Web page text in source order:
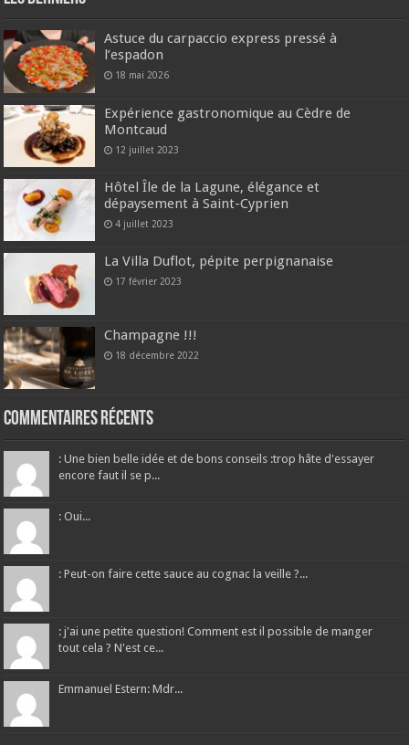
Astuce du carpaccio express pressé à
l’espadon
18 mai 2026
Expérience gastronomique au Cèdre de
Montcaud
12 juillet 2023
Hôtel Île de la Lagune, élégance et
dépaysement à Saint-Cyprien
4 juillet 2023
La Villa Duflot, pépite perpignanaise
17 février 2023
Champagne !!!
18 décembre 2022
Commentaires récents
: Une bien belle idée et de bons conseils :trop hâte d'essayer
encore faut il se p...
: Oui...
: Peut-on faire cette sauce au cognac la veille ?...
: j'ai une petite question! Comment est il possible de manger
tout cela ? N'est ce...
Emmanuel Estern: Mdr...